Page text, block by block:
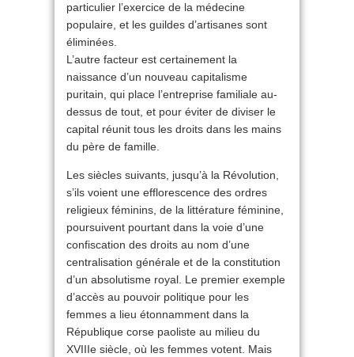
particulier l’exercice de la médecine
populaire, et les guildes d’artisanes sont
éliminées.
L’autre facteur est certainement la
naissance d’un nouveau capitalisme
puritain, qui place l’entreprise familiale au-
dessus de tout, et pour éviter de diviser le
capital réunit tous les droits dans les mains
du père de famille.
Les siècles suivants, jusqu’à la Révolution,
s’ils voient une efflorescence des ordres
religieux féminins, de la littérature féminine,
poursuivent pourtant dans la voie d’une
confiscation des droits au nom d’une
centralisation générale et de la constitution
d’un absolutisme royal. Le premier exemple
d’accès au pouvoir politique pour les
femmes a lieu étonnamment dans la
République corse paoliste au milieu du
XVIIIe siècle, où les femmes votent. Mais